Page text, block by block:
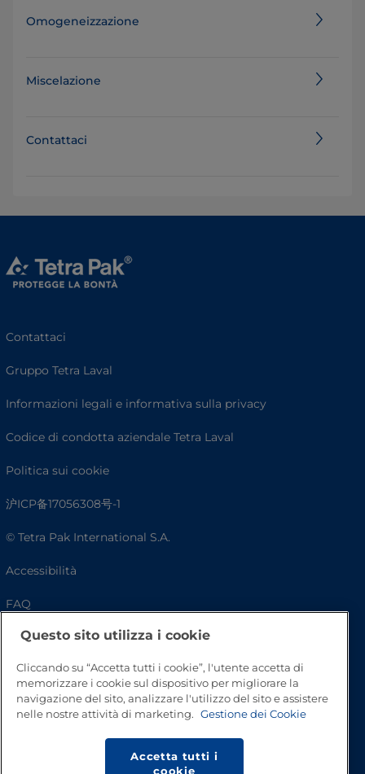
Omogeneizzazione
Miscelazione
Contattaci
Contattaci
Gruppo Tetra Laval
Informazioni legali e informativa sulla privacy
Codice di condotta aziendale Tetra Laval
Politica sui cookie
沪ICP备17056308号-1
© Tetra Pak International S.A.
Accessibilità
FAQ
Questo sito utilizza i cookie
Cliccando su “Accetta tutti i cookie”, l'utente accetta di
memorizzare i cookie sul dispositivo per migliorare la
navigazione del sito, analizzare l'utilizzo del sito e assistere
nelle nostre attività di marketing. Gestione dei Cookie
Accetta tutti i
cookie